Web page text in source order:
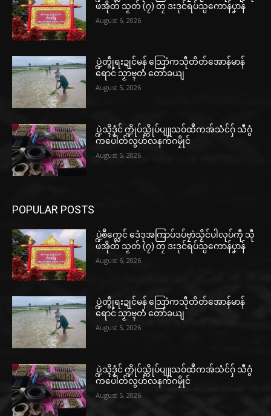
© ဌာန်ပရိုၚ်ဗၠးၜးမန်
ဖအိုတ် သၟတ် (၇) တၠ ဒးဒုင်ရပ်သ္ပကောန်ပၞာန်
August 6, 2026
ပ္ဍဲတွဵုရးဍုင်မန် သြောံကသီုတိတ်အောန်မာန်
ရောင် သၟာဗ္ၚတံ တော်ခယျ
August 5, 2026
ပ္ဍဲသ္ၚိဒၟံင် က္ဍိုပ်သ္ကိုပ်ပျူသဝ်ထဳကအ်သံင်ဂှ် သီဂွံ
ကပေါတ်လွဟ်လနက်ဂမၠိုင်
August 5, 2026
POPULAR POSTS
ပ္ဍဲၜဳက္လေင် ဒေံဒုအကြာပ်ဒပ်ဗၠာဲသၟိင်ပါလုပ်ကီု သီု
ဖအိုတ် သၟတ် (၇) တၠ ဒးဒုင်ရပ်သ္ပကောန်ပၞာန်
August 6, 2026
ပ္ဍဲတွဵုရးဍုင်မန် သြောံကသီုတိတ်အောန်မာန်
ရောင် သၟာဗ္ၚတံ တော်ခယျ
August 5, 2026
ပ္ဍဲသ္ၚိဒၟံင် က္ဍိုပ်သ္ကိုပ်ပျူသဝ်ထဳကအ်သံင်ဂှ် သီဂွံ
ကပေါတ်လွဟ်လနက်ဂမၠိုင်
August 5, 2026